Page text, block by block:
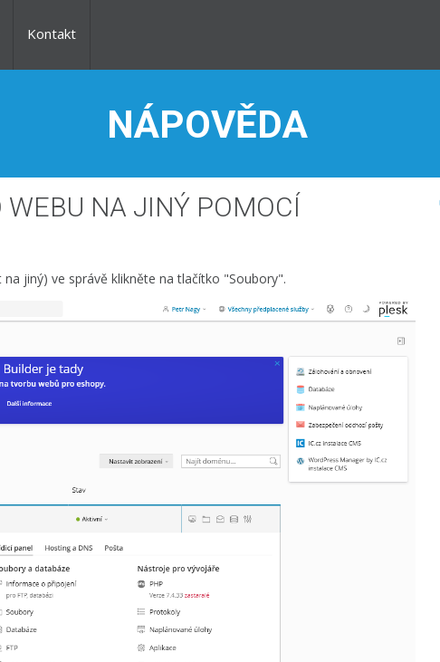
Kontakt
NÁPOVĚDA
NA JINÝ POMOCÍ
jiný) ve správě klikněte na tlačítko "Soubory".